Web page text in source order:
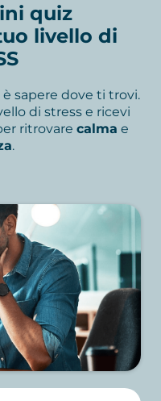
quiz
livello di
sapere dove ti trovi.
di stress e ricevi
ritrovare calma e
.